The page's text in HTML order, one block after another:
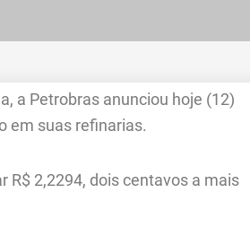
a Petrobras anunciou hoje (12)
em suas refinarias.
R$ 2,2294, dois centavos a mais